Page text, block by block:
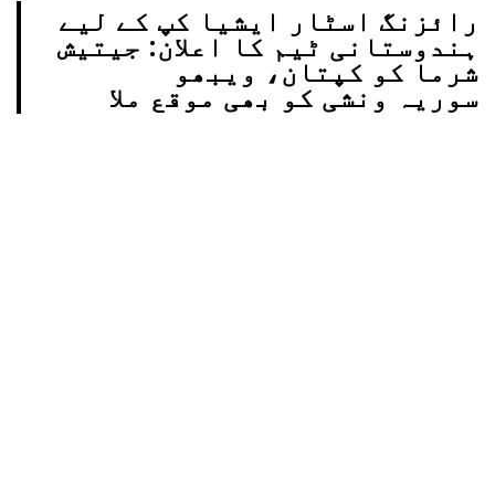
رائزنگ اسٹار ایشیا کپ کے لیے
ہندوستانی ٹیم کا اعلان: جیتیش
شرما کو کپتان، ویبھو
سوریہ ونشی کو بھی موقع ملا